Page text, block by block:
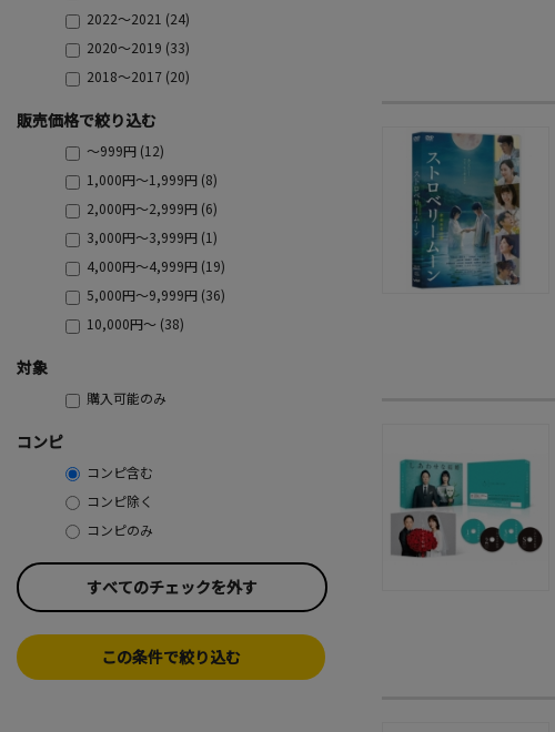
2022～2021 (24)
2020～2019 (33)
2018～2017 (20)
販売価格で絞り込む
～999円 (12)
1,000円～1,999円 (8)
2,000円～2,999円 (6)
3,000円～3,999円 (1)
4,000円～4,999円 (19)
5,000円～9,999円 (36)
10,000円～ (38)
対象
購入可能のみ
コンピ
コンピ含む
コンピ除く
コンピのみ
すべてのチェックを外す
この条件で絞り込む